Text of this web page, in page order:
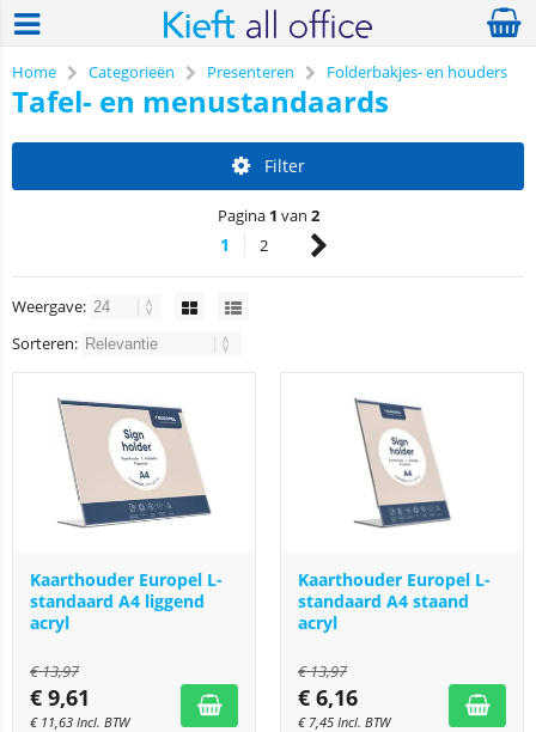
Home Categorieën Presenteren Folderbakjes- en houders
Tafel- en menustandaards
Filter
Pagina 1 van 2
1 2
Weergave:
Sorteren:
Kaarthouder Europel L-
standaard A4 liggend
acryl
€13,97
€ 9,61
€ 11,63 Incl. BTW
Kaarthouder Europel L-
standaard A4 staand
acryl
€13,97
€ 6,16
€ 7,45 Incl. BTW